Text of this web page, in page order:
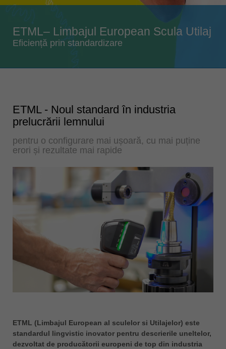
Slovenija
slovenski
Türkiye
USA
Việt Nam
tiếng việt
中国
ประเทศไทย
ไทย
Україна
ETML– Limbajul European Scula Utilaj
Eficiență prin standardizare
ETML - Noul standard în industria
prelucrării lemnului
pentru o configurare mai ușoară, cu mai puține
erori și rezultate mai rapide
ETML (Limbajul European al sculelor si Utilajelor) este
standardul lingvistic inovator pentru descrierile uneltelor,
dezvoltat de producătorii europeni de top din industria